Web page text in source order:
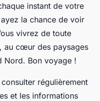
instant de votre
la chance de voir
vivrez de toute
au cœur des paysages
Nord. Bon voyage !
régulièrement
et les informations